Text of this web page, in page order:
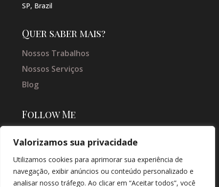
Valorizamos sua privacidade
Utilizamos cookies para aprimorar sua experiência de
navegação, exibir anúncios ou conteúdo personalizado e
analisar nosso tráfego. Ao clicar em “Aceitar todos”, você
SP, Brazil
Quer saber mais?
Nossos Trabalhos
Nossos Serviços
Blog
Follow Me